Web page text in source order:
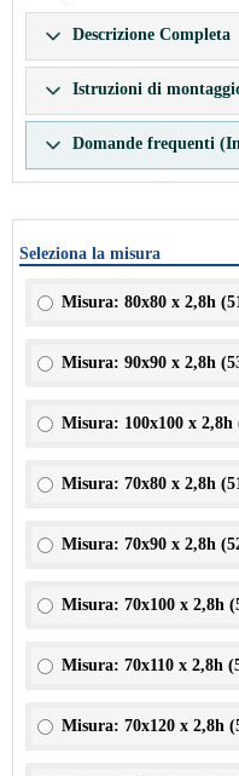
Descrizione Completa
Istruzioni di
Domande frequenti
Seleziona la misura
Misura: 80x80 x 2,8h (
Misura: 90x90 x 2,8h (
Misura: 100x100 x 2,8h
Misura: 70x80 x 2,8h (
Misura: 70x90 x 2,8h (
Misura: 70x100 x 2,8h (
Misura: 70x110 x 2,8h (
Misura: 70x120 x 2,8h (